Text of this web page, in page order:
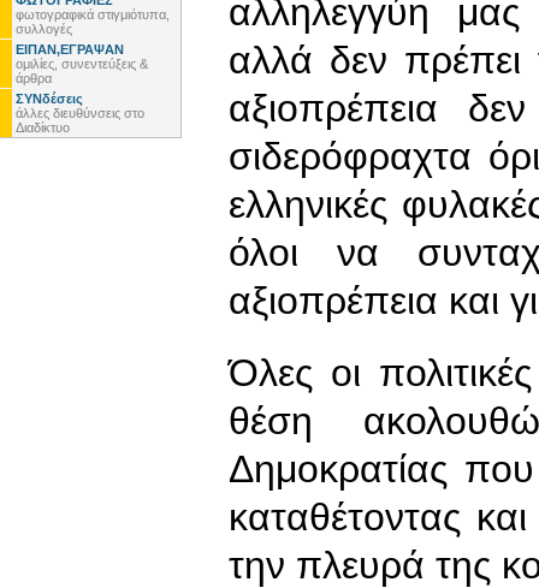
φωτογραφικά στιγμιότυπα,
συλλογές
ΕΙΠΑΝ,ΕΓΡΑΨΑΝ
ομιλίες, συνεντεύξεις &
άρθρα
ΣΥΝδέσεις
άλλες διευθύνσεις στο
Διαδίκτυο
αλληλεγγύη
αλλά δεν πρέπει
αξιοπρέπεια
σιδερόφραχτα
ελληνικές
όλοι να
αξιοπρέπεια και
Όλες οι
θέση
Δημοκρατίας
καταθέτοντας
την πλευρά της